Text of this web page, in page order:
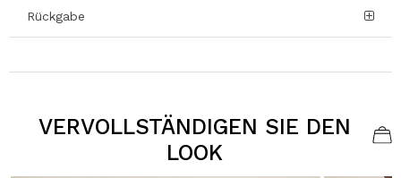
Rückgabe
VERVOLLSTÄNDIGEN SIE DEN
LOOK